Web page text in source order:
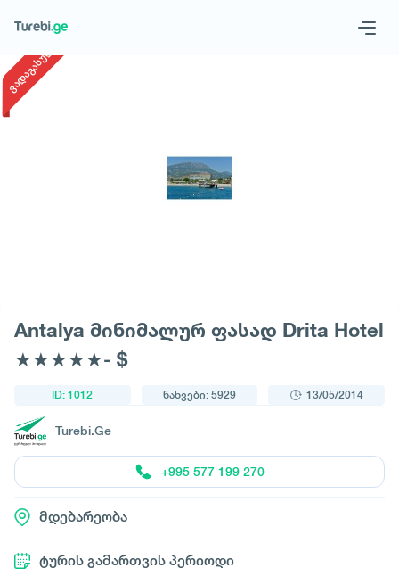
მოითხოვე ტური
ვადაგასული
Antalya მინიმალურ ფასად Drita Hotel
★★★★★- $
ID: 1012 ნახვები: 5929 13/05/2014
Turebi.Ge
+995 577 199 270
მდებარეობა
ტურის გამართვის პერიოდი